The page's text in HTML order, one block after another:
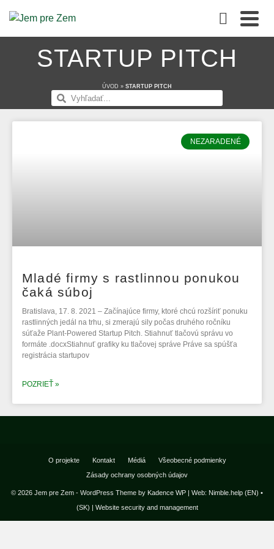
STARTUP PITCH
ÚVOD » STARTUP PITCH
NEZARADENÉ
Mladé firmy s rastlinnou ponukou
čaká súboj
Bratislava, 17. 8. 2021 – Začínajúce firmy, ktoré chcú rozšíriť ponuku
rastlinných jedál na trhu, si zmerajú sily počas druhého ročníku
súťaže Plant-Powered Startup Pitch. Stiahnuť tlačovú správu vo
formáte .docxStiahnuť grafiky ku tlačovej správe Práve sa spúšťa
registrácia startupov
POZRIEŤ »
O projekte Kontakt Médiá
Všeobecné podmienky
Zásady ochrany osobných údajov
© 2026 Jem pre Zem - WordPress Theme by Kadence WP | Web: Nimble.help (EN) •
(SK) | Website security and management